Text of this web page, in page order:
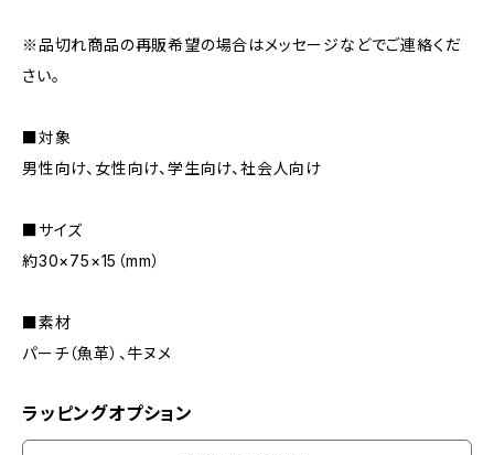
※品切れ商品の再販希望の場合はメッセージなどでご連絡くだ
さい。
■対象
男性向け、女性向け、学生向け、社会人向け
■サイズ
約30×75×15（mm）
■素材
パーチ（魚革）、牛ヌメ
ラッピングオプション